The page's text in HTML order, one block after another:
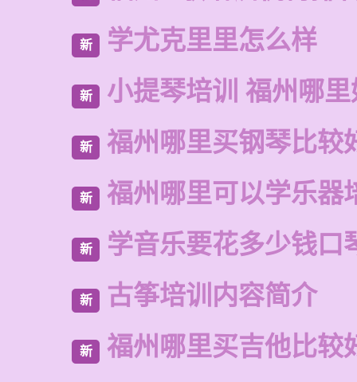
新 学尤克里里怎么样
新 小提琴培训 福州哪
新 福州哪里买钢琴比较
新 福州哪里可以学乐器
新 学音乐要花多少钱口
新 古筝培训内容简介
新 福州哪里买吉他比较